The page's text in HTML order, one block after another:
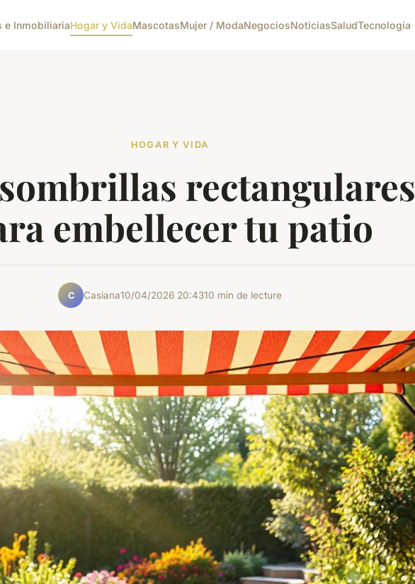
e InmobiliariaHogar y VidaMascotasMujer / ModaNegociosNoticiasSaludTecnología
HOGAR Y VIDA
rectangulares
embellecer tu patio
C Casiana10/04/2026 20:4310 min de lecture